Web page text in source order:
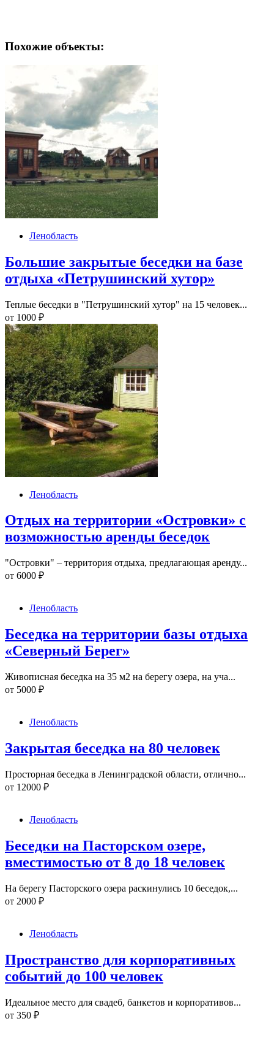
Похожие объекты:
Ленобласть
Большие закрытые беседки на базе
отдыха «Петрушинский хутор»
Теплые беседки в "Петрушинский хутор" на 15 человек...
от 1000 ₽
Ленобласть
Отдых на территории «Островки» с
возможностью аренды беседок
"Островки" – территория отдыха, предлагающая аренду...
от 6000 ₽
Ленобласть
Беседка на территории базы отдыха
«Северный Берег»
Живописная беседка на 35 м2 на берегу озера, на уча...
от 5000 ₽
Ленобласть
Закрытая беседка на 80 человек
Просторная беседка в Ленинградской области, отлично...
от 12000 ₽
Ленобласть
Беседки на Пасторском озере,
вместимостью от 8 до 18 человек
На берегу Пасторского озера раскинулись 10 беседок,...
от 2000 ₽
Ленобласть
Пространство для корпоративных
событий до 100 человек
Идеальное место для свадеб, банкетов и корпоративов...
от 350 ₽